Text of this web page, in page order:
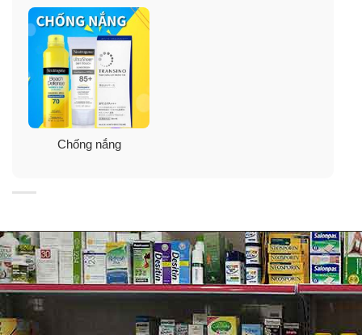
Neutrogena Ultra Sheer Dry Touch
Kem chống nắng đã trở thành “vật bất ly thân” của chị
em phụ nữ vì chúng giúp chị em bảo vệ được làn da
của mình dưới nắng hè chói chang. Bạn đã biết cách sử
Chống nắng